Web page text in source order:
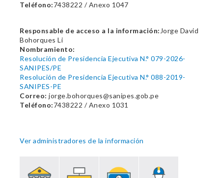
Teléfono:7438222 / Anexo 1047
Responsable de acceso a la información: Jorge David
Bohorques Li
Nombramiento:
Resolución de Presidencia Ejecutiva N.° 079-2026-
SANIPES/PE
Resolución de Presidencia Ejecutiva N.° 088-2019-
SANIPES-PE
Correo: jorge.bohorques@sanipes.gob.pe
Teléfono:7438222 / Anexo 1031
Ver administradores de la información